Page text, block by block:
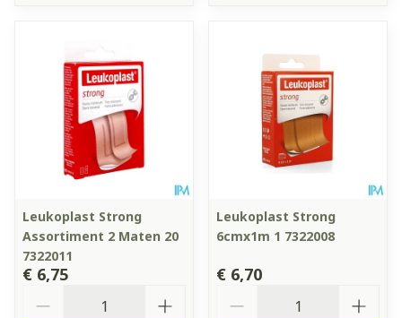
Leukoplast Strong
Assortiment 2 Maten 20
7322011
€ 6,75
Leukoplast Strong
6cmx1m 1 7322008
€ 6,70